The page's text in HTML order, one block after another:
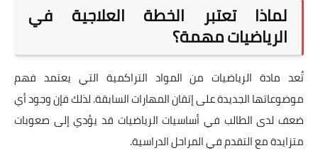
لماذا تعتبر الخطة العلاجية في
الرياضيات مهمة؟
تُعد مادة الرياضيات من المواد التراكمية التي يعتمد فهم
موضوعاتها الجديدة على إتقان المهارات السابقة. لذلك فإن وجود أي
ضعف لدى الطالب في أساسيات الرياضيات قد يؤدي إلى صعوبات
متزايدة مع التقدم في المراحل الدراسية.